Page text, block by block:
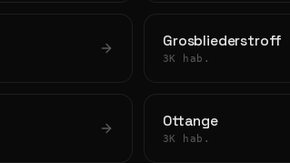
Grosbliederstroff
3K hab.
Ottange
3K hab.